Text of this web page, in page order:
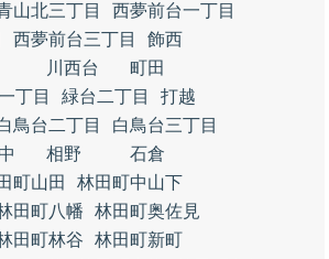
山北三丁目
西夢前台一丁目
西夢前台三丁目
飾西
川西台
町田
丁目 緑台二丁目
打越
鳥台二丁目
白鳥台三丁目
相野
石倉
町山田
林田町中山下
田町八幡
林田町奥佐見
田町林谷
林田町新町